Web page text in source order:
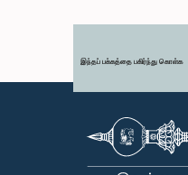
இந்தப் பக்கத்தை பகிர்ந்து கொள்க